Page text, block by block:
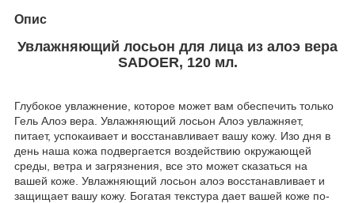
Опис
Увлажняющий лосьон для лица из алоэ вера
SADOER, 120 мл.
Глубокое увлажнение, которое может вам обеспечить только
Гель Алоэ вера. Увлажняющий лосьон Алоэ увлажняет,
питает, успокаивает и восстанавливает вашу кожу. Изо дня в
день наша кожа подвергается воздействию окружающей
среды, ветра и загрязнения, все это может сказаться на
вашей коже. Увлажняющий лосьон алоэ восстанавливает и
защищает вашу кожу. Богатая текстура дает вашей коже по-